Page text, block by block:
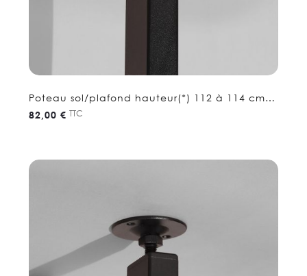
Poteau sol/plafond hauteur(*) 112 à 114 cm -
Etagere séparation
82,00 € TTC